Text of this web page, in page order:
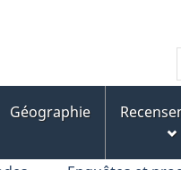
ce
Géographie